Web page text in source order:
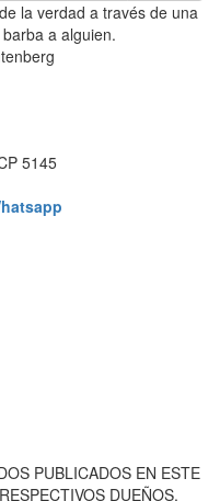
la verdad a través de una
a alguien.
5145
PUBLICADOS EN ESTE
DUEÑOS,